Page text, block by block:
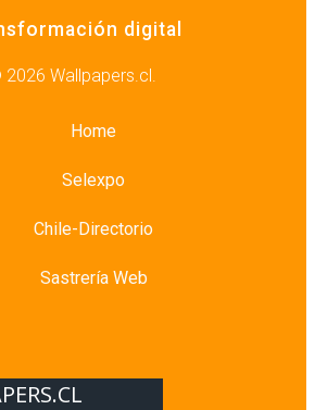
digital
Wallpapers.cl.
Home
Selexpo
Chile-Directorio
Sastrería Web